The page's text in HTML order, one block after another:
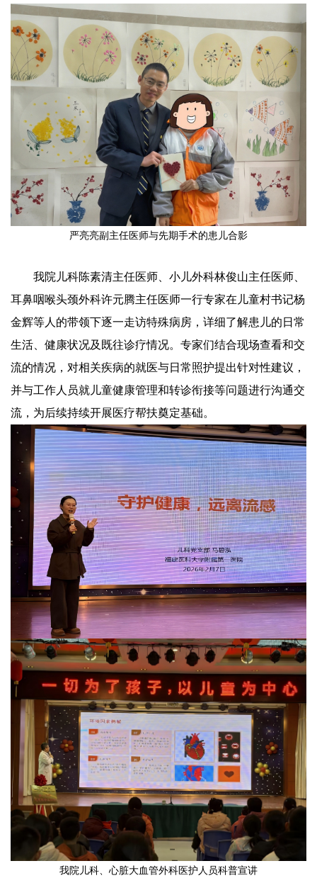
严亮亮副主任医师与先期手术的患儿合影
我院儿科陈素清主任医师、小儿外科林俊山主任医师、
耳鼻咽喉头颈外科许元腾主任医师一行专家在儿童村书记杨
金辉等人的带领下逐一走访特殊病房，详细了解患儿的日常
生活、健康状况及既往诊疗情况。专家们结合现场查看和交
流的情况，对相关疾病的就医与日常照护提出针对性建议，
并与工作人员就儿童健康管理和转诊衔接等问题进行沟通交
流，为后续持续开展医疗帮扶奠定基础。
我院儿科、心脏大血管外科医护人员科普宣讲